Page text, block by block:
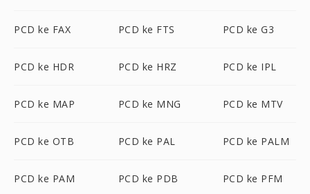
PCD ke FAX PCD ke FTS PCD ke G3
PCD ke HDR PCD ke HRZ PCD ke IPL
PCD ke MAP PCD ke MNG PCD ke MTV
PCD ke OTB PCD ke PAL PCD ke PALM
PCD ke PAM PCD ke PDB PCD ke PFM